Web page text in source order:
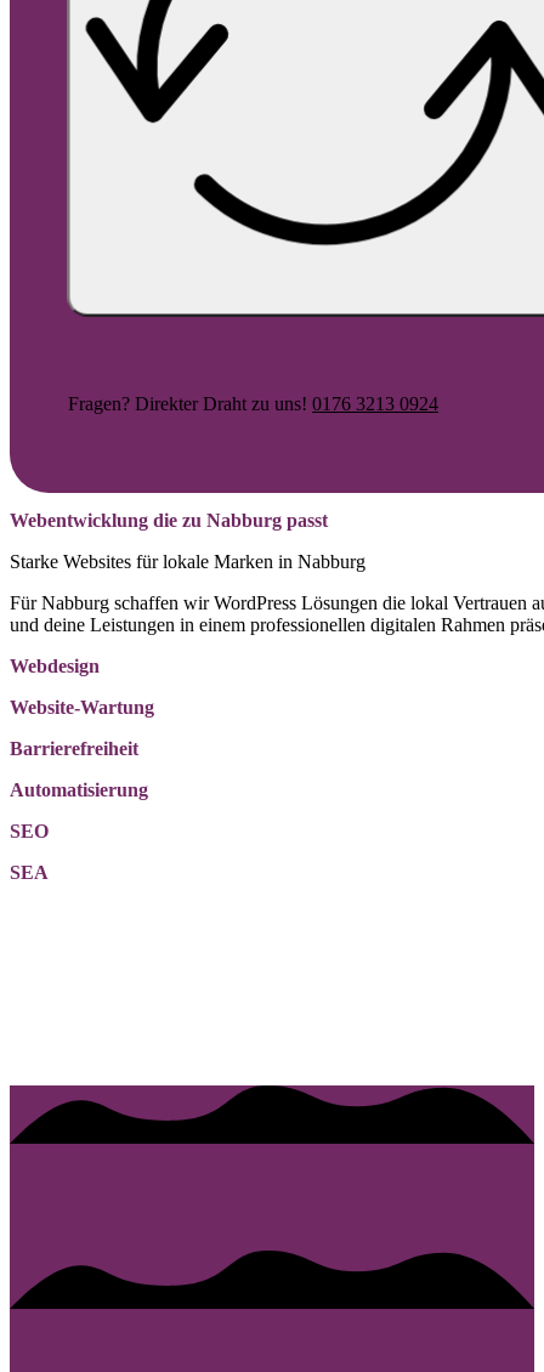
Webentwicklung die zu Nabburg passt
Starke Websites für lokale Marken in Nabburg
Für Nabburg schaffen wir WordPress Lösungen die lokal Vertrauen
und deine Leistungen in einem professionellen digitalen Rahmen
Webdesign
Website-Wartung
Barrierefreiheit
Automatisierung
SEO
SEA
Fragen? Direkter Draht zu uns! 0176 3213 0924